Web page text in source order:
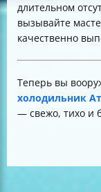
длительном
вызывайте
качественно
Теперь вы
холодильник
— свежо, тихо и